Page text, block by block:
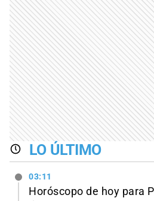
LO ÚLTIMO
03:11
Horóscopo de hoy para